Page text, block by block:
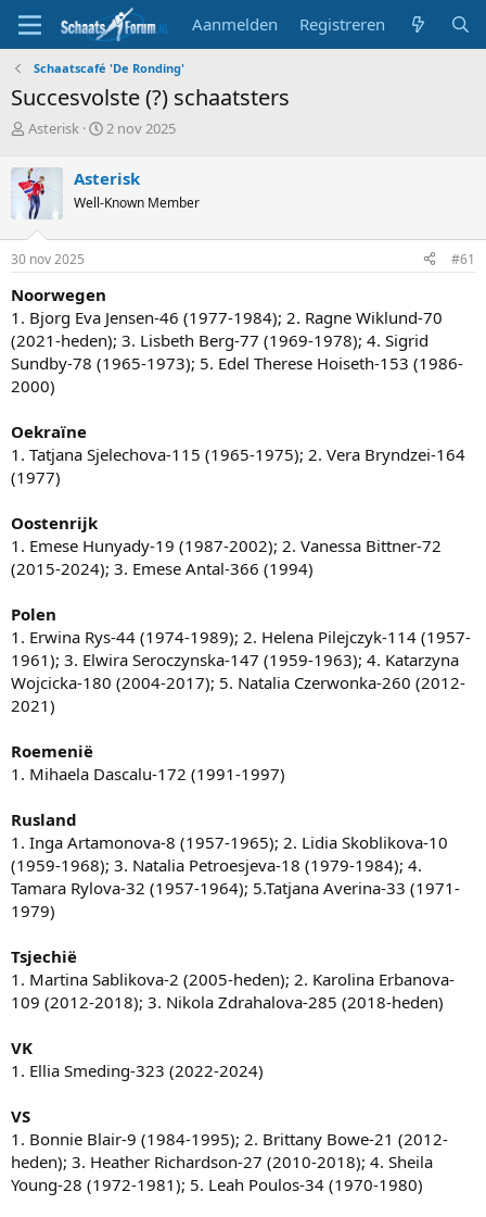
Aanmelden Registreren
Schaatscafé 'De Ronding'
Succesvolste (?) schaatsters
T
p
i
c
s
t
a
t
e
r
Asterisk
S
r
t
a
2 nov 2025
Asterisk
Well-Known Member
30 nov 2025 #61
Noorwegen
1. Bjorg Eva Jensen-46 (1977-1984); 2. Ragne Wiklund-70
(2021-heden); 3. Lisbeth Berg-77 (1969-1978); 4. Sigrid
Sundby-78 (1965-1973); 5. Edel Therese Hoiseth-153 (1986-
2000)
Oekraïne
1. Tatjana Sjelechova-115 (1965-1975); 2. Vera Bryndzei-164
(1977)
Oostenrijk
1. Emese Hunyady-19 (1987-2002); 2. Vanessa Bittner-72
(2015-2024); 3. Emese Antal-366 (1994)
Polen
1. Erwina Rys-44 (1974-1989); 2. Helena Pilejczyk-114 (1957-
1961); 3. Elwira Seroczynska-147 (1959-1963); 4. Katarzyna
Wojcicka-180 (2004-2017); 5. Natalia Czerwonka-260 (2012-
2021)
Roemenië
1. Mihaela Dascalu-172 (1991-1997)
Rusland
1. Inga Artamonova-8 (1957-1965); 2. Lidia Skoblikova-10
(1959-1968); 3. Natalia Petroesjeva-18 (1979-1984); 4.
Tamara Rylova-32 (1957-1964); 5.Tatjana Averina-33 (1971-
1979)
Tsjechië
1. Martina Sablikova-2 (2005-heden); 2. Karolina Erbanova-
109 (2012-2018); 3. Nikola Zdrahalova-285 (2018-heden)
VK
1. Ellia Smeding-323 (2022-2024)
VS
1. Bonnie Blair-9 (1984-1995); 2. Brittany Bowe-21 (2012-
heden); 3. Heather Richardson-27 (2010-2018); 4. Sheila
Young-28 (1972-1981); 5. Leah Poulos-34 (1970-1980)